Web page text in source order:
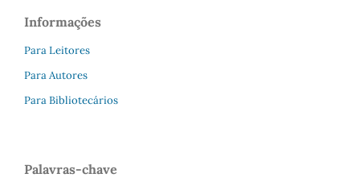
Informações
Para Leitores
Para Autores
Para Bibliotecários
Palavras-chave